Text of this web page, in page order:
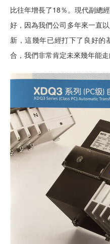
比往年增長了18％。現代副總
好，因為我們公司多年來一直
新，這幾年已經打下了良好的
合，我們非常肯定未來幾年能走